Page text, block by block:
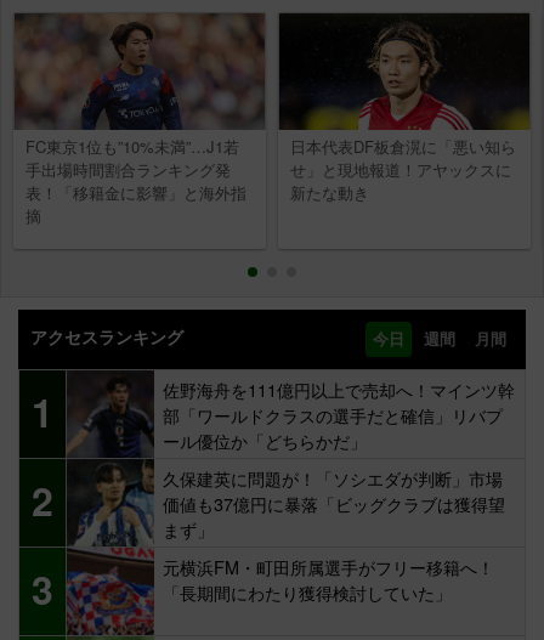
FC東京1位も”10%未満”…J1若
手出場時間割合ランキング発
表！「移籍金に影響」と海外指
摘
日本代表DF板倉滉に「悪い知ら
せ」と現地報道！アヤックスに
新たな動き
アクセスランキング 今日 週間 月間
1
佐野海舟を111億円以上で売却へ！マインツ幹
部「ワールドクラスの選手だと確信」リバプ
ール優位か「どちらかだ」
2
久保建英に問題が！「ソシエダが判断」市場
価値も37億円に暴落「ビッグクラブは獲得望
まず」
3
元横浜FM・町田所属選手がフリー移籍へ！
「長期間にわたり獲得検討していた」